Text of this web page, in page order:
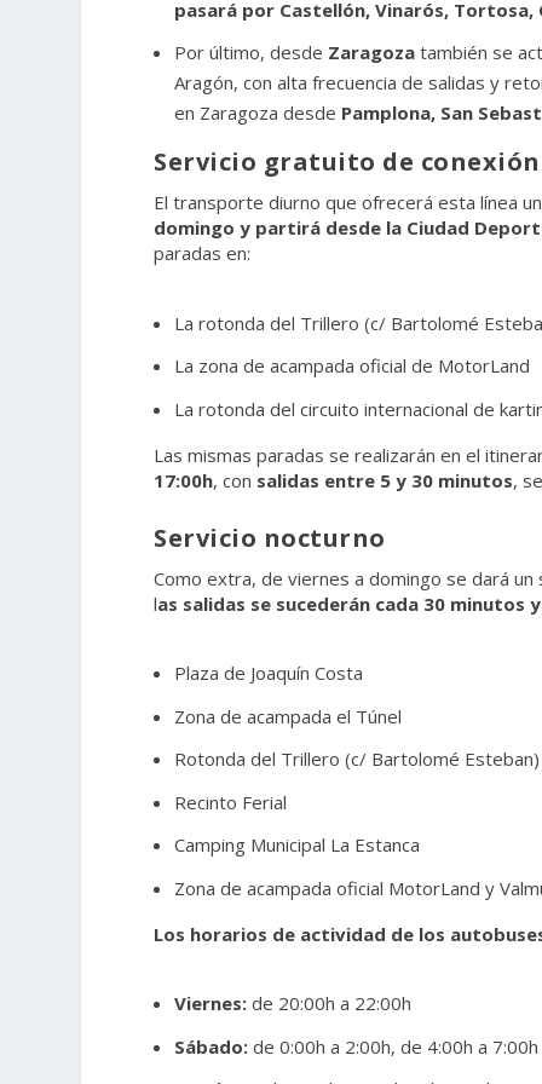
pasará por Castellón, Vinarós, Tortosa,
Por último, desde Zaragoza también se
Aragón, con alta frecuencia de salidas y
en Zaragoza desde Pamplona, San
Servicio gratuito de
El transporte diurno que ofrecerá esta línea
domingo y partirá desde la Ciudad
paradas en:
La rotonda del Trillero (c/ Bartolomé
La zona de acampada oficial de MotorLand
La rotonda del circuito internacional de
Las mismas paradas se realizarán en el
17:00h, con salidas entre 5 y 30 minutos,
Servicio nocturno
Como extra, de viernes a domingo se dará
las salidas se sucederán cada 30 minutos
Plaza de Joaquín Costa
Zona de acampada el Túnel
Rotonda del Trillero (c/ Bartolomé Esteban)
Recinto Ferial
Camping Municipal La Estanca
Zona de acampada oficial MotorLand y
Los horarios de actividad de los
Viernes: de 20:00h a 22:00h
Sábado: de 0:00h a 2:00h, de 4:00h a